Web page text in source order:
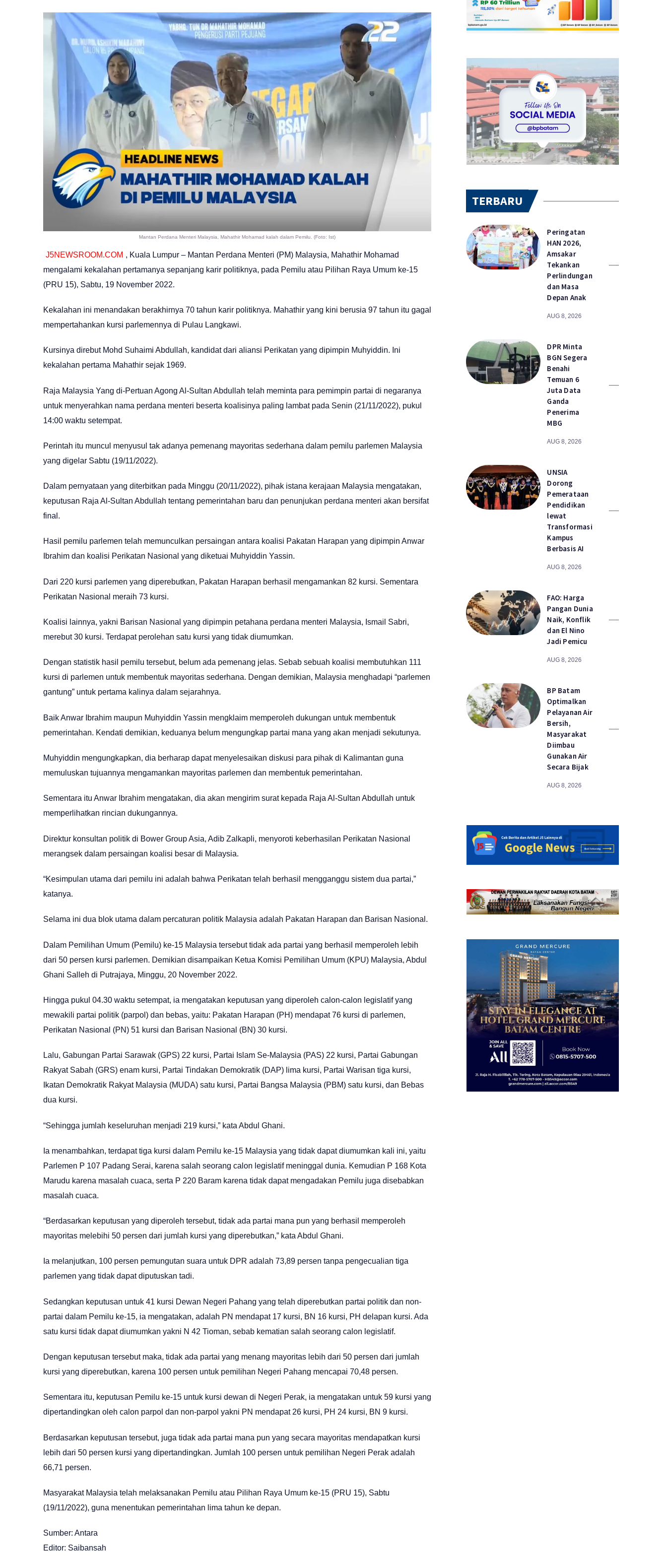
Mantan Perdana Menteri Malaysia, Mahathir Mohamad kalah dalam Pemilu. (Foto: Ist)
J5NEWSROOM.COM , Kuala Lumpur – Mantan Perdana Menteri (PM) Malaysia, Mahathir Mohamad
mengalami kekalahan pertamanya sepanjang karir politiknya, pada Pemilu atau Pilihan Raya Umum ke-15
(PRU 15), Sabtu, 19 November 2022.
Kekalahan ini menandakan berakhirnya 70 tahun karir politiknya. Mahathir yang kini berusia 97 tahun itu gagal
mempertahankan kursi parlemennya di Pulau Langkawi.
Kursinya direbut Mohd Suhaimi Abdullah, kandidat dari aliansi Perikatan yang dipimpin Muhyiddin. Ini
kekalahan pertama Mahathir sejak 1969.
Raja Malaysia Yang di-Pertuan Agong Al-Sultan Abdullah telah meminta para pemimpin partai di negaranya
untuk menyerahkan nama perdana menteri beserta koalisinya paling lambat pada Senin (21/11/2022), pukul
14:00 waktu setempat.
Perintah itu muncul menyusul tak adanya pemenang mayoritas sederhana dalam pemilu parlemen Malaysia
yang digelar Sabtu (19/11/2022).
Dalam pernyataan yang diterbitkan pada Minggu (20/11/2022), pihak istana kerajaan Malaysia mengatakan,
keputusan Raja Al-Sultan Abdullah tentang pemerintahan baru dan penunjukan perdana menteri akan bersifat
final.
Hasil pemilu parlemen telah memunculkan persaingan antara koalisi Pakatan Harapan yang dipimpin Anwar
Ibrahim dan koalisi Perikatan Nasional yang diketuai Muhyiddin Yassin.
Dari 220 kursi parlemen yang diperebutkan, Pakatan Harapan berhasil mengamankan 82 kursi. Sementara
Perikatan Nasional meraih 73 kursi.
Koalisi lainnya, yakni Barisan Nasional yang dipimpin petahana perdana menteri Malaysia, Ismail Sabri,
merebut 30 kursi. Terdapat perolehan satu kursi yang tidak diumumkan.
Dengan statistik hasil pemilu tersebut, belum ada pemenang jelas. Sebab sebuah koalisi membutuhkan 111
kursi di parlemen untuk membentuk mayoritas sederhana. Dengan demikian, Malaysia menghadapi “parlemen
gantung” untuk pertama kalinya dalam sejarahnya.
Baik Anwar Ibrahim maupun Muhyiddin Yassin mengklaim memperoleh dukungan untuk membentuk
pemerintahan. Kendati demikian, keduanya belum mengungkap partai mana yang akan menjadi sekutunya.
Muhyiddin mengungkapkan, dia berharap dapat menyelesaikan diskusi para pihak di Kalimantan guna
memuluskan tujuannya mengamankan mayoritas parlemen dan membentuk pemerintahan.
Sementara itu Anwar Ibrahim mengatakan, dia akan mengirim surat kepada Raja Al-Sultan Abdullah untuk
memperlihatkan rincian dukungannya.
Direktur konsultan politik di Bower Group Asia, Adib Zalkapli, menyoroti keberhasilan Perikatan Nasional
merangsek dalam persaingan koalisi besar di Malaysia.
“Kesimpulan utama dari pemilu ini adalah bahwa Perikatan telah berhasil mengganggu sistem dua partai,”
katanya.
Selama ini dua blok utama dalam percaturan politik Malaysia adalah Pakatan Harapan dan Barisan Nasional.
Dalam Pemilihan Umum (Pemilu) ke-15 Malaysia tersebut tidak ada partai yang berhasil memperoleh lebih
dari 50 persen kursi parlemen. Demikian disampaikan Ketua Komisi Pemilihan Umum (KPU) Malaysia, Abdul
Ghani Salleh di Putrajaya, Minggu, 20 November 2022.
Hingga pukul 04.30 waktu setempat, ia mengatakan keputusan yang diperoleh calon-calon legislatif yang
mewakili partai politik (parpol) dan bebas, yaitu: Pakatan Harapan (PH) mendapat 76 kursi di parlemen,
Perikatan Nasional (PN) 51 kursi dan Barisan Nasional (BN) 30 kursi.
Lalu, Gabungan Partai Sarawak (GPS) 22 kursi, Partai Islam Se-Malaysia (PAS) 22 kursi, Partai Gabungan
Rakyat Sabah (GRS) enam kursi, Partai Tindakan Demokratik (DAP) lima kursi, Partai Warisan tiga kursi,
Ikatan Demokratik Rakyat Malaysia (MUDA) satu kursi, Partai Bangsa Malaysia (PBM) satu kursi, dan Bebas
dua kursi.
“Sehingga jumlah keseluruhan menjadi 219 kursi,” kata Abdul Ghani.
Ia menambahkan, terdapat tiga kursi dalam Pemilu ke-15 Malaysia yang tidak dapat diumumkan kali ini, yaitu
Parlemen P 107 Padang Serai, karena salah seorang calon legislatif meninggal dunia. Kemudian P 168 Kota
Marudu karena masalah cuaca, serta P 220 Baram karena tidak dapat mengadakan Pemilu juga disebabkan
masalah cuaca.
“Berdasarkan keputusan yang diperoleh tersebut, tidak ada partai mana pun yang berhasil memperoleh
mayoritas melebihi 50 persen dari jumlah kursi yang diperebutkan,” kata Abdul Ghani.
Ia melanjutkan, 100 persen pemungutan suara untuk DPR adalah 73,89 persen tanpa pengecualian tiga
parlemen yang tidak dapat diputuskan tadi.
Sedangkan keputusan untuk 41 kursi Dewan Negeri Pahang yang telah diperebutkan partai politik dan non-
partai dalam Pemilu ke-15, ia mengatakan, adalah PN mendapat 17 kursi, BN 16 kursi, PH delapan kursi. Ada
satu kursi tidak dapat diumumkan yakni N 42 Tioman, sebab kematian salah seorang calon legislatif.
Dengan keputusan tersebut maka, tidak ada partai yang menang mayoritas lebih dari 50 persen dari jumlah
kursi yang diperebutkan, karena 100 persen untuk pemilihan Negeri Pahang mencapai 70,48 persen.
Sementara itu, keputusan Pemilu ke-15 untuk kursi dewan di Negeri Perak, ia mengatakan untuk 59 kursi yang
dipertandingkan oleh calon parpol dan non-parpol yakni PN mendapat 26 kursi, PH 24 kursi, BN 9 kursi.
Berdasarkan keputusan tersebut, juga tidak ada partai mana pun yang secara mayoritas mendapatkan kursi
lebih dari 50 persen kursi yang dipertandingkan. Jumlah 100 persen untuk pemilihan Negeri Perak adalah
66,71 persen.
Masyarakat Malaysia telah melaksanakan Pemilu atau Pilihan Raya Umum ke-15 (PRU 15), Sabtu
(19/11/2022), guna menentukan pemerintahan lima tahun ke depan.
Sumber: Antara
Editor: Saibansah
TERBARU
Peringatan
HAN 2026,
Amsakar
Tekankan
Perlindungan
dan Masa
Depan Anak
AUG 8, 2026
DPR Minta
BGN Segera
Benahi
Temuan 6
Juta Data
Ganda
Penerima
MBG
AUG 8, 2026
UNSIA
Dorong
Pemerataan
Pendidikan
lewat
Transformasi
Kampus
Berbasis AI
AUG 8, 2026
FAO: Harga
Pangan Dunia
Naik, Konflik
dan El Nino
Jadi Pemicu
AUG 8, 2026
BP Batam
Optimalkan
Pelayanan Air
Bersih,
Masyarakat
Diimbau
Gunakan Air
Secara Bijak
AUG 8, 2026